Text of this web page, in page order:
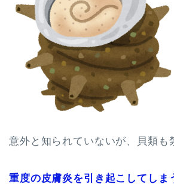
意外と知られていないが、貝類も
重度の皮膚炎を引き起こしてしま